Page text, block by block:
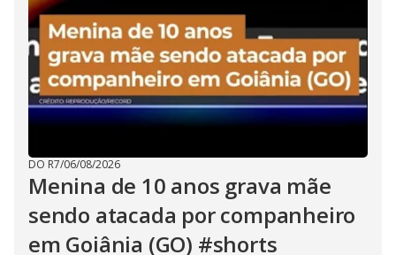
DO R7/06/08/2026
Menina de 10 anos grava mãe
sendo atacada por companheiro
em Goiânia (GO) #shorts